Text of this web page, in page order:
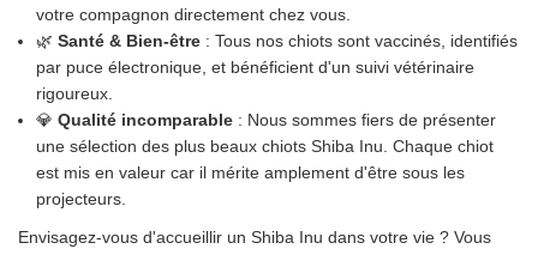
votre compagnon directement chez vous.
🌿 Santé & Bien-être : Tous nos chiots sont vaccinés, identifiés
par puce électronique, et bénéficient d'un suivi vétérinaire
rigoureux.
💎 Qualité incomparable : Nous sommes fiers de présenter
une sélection des plus beaux chiots Shiba Inu. Chaque chiot
est mis en valeur car il mérite amplement d'être sous les
projecteurs.
Envisagez-vous d'accueillir un Shiba Inu dans votre vie ? Vous